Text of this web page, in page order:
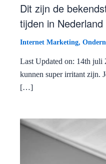
Dit zijn de
tijden in Nederland
Internet Marketing,
Last Updated on: 14th juli
kunnen super irritant zijn.
[…]